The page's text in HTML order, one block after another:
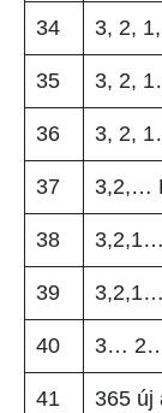
34 3, 2,
35 3, 2,
36 3, 2,
37 3,2,…
38
39
40 3… 2…
41 365 új